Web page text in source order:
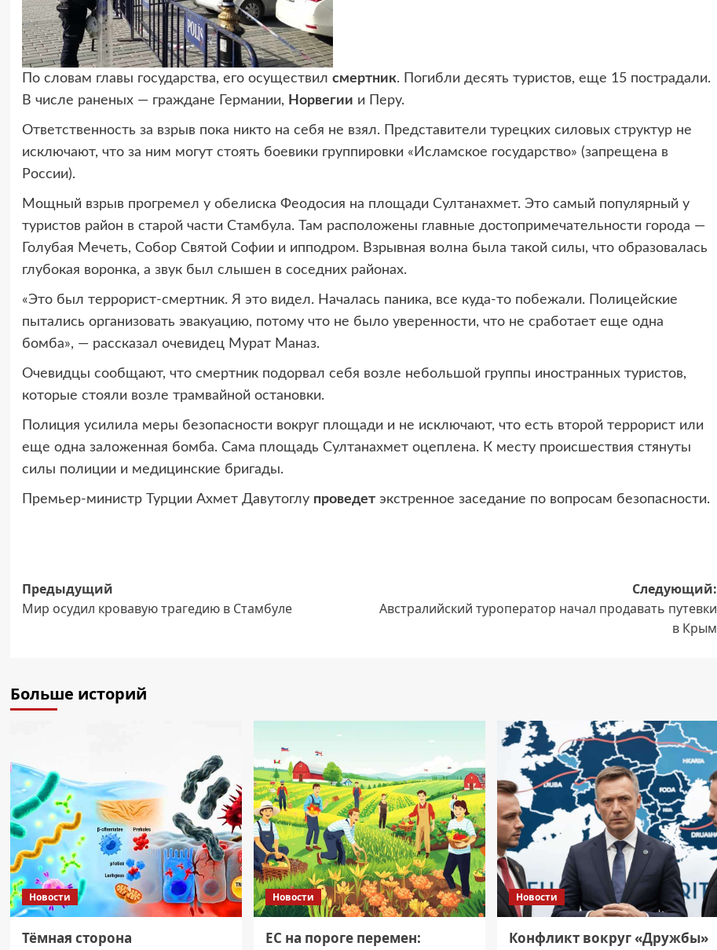
По словам главы государства, его осуществил смертник. Погибли десять туристов, еще 15 пострадали.
В числе раненых — граждане Германии, Норвегии и Перу.
Ответственность за взрыв пока никто на себя не взял. Представители турецких силовых структур не
исключают, что за ним могут стоять боевики группировки «Исламское государство» (запрещена в
России).
Мощный взрыв прогремел у обелиска Феодосия на площади Султанахмет. Это самый популярный у
туристов район в старой части Стамбула. Там расположены главные достопримечательности города —
Голубая Мечеть, Собор Святой Софии и ипподром. Взрывная волна была такой силы, что образовалась
глубокая воронка, а звук был слышен в соседних районах.
«Это был террорист-смертник. Я это видел. Началась паника, все куда-то побежали. Полицейские
пытались организовать эвакуацию, потому что не было уверенности, что не сработает еще одна
бомба», — рассказал очевидец Мурат Маназ.
Очевидцы сообщают, что смертник подорвал себя возле небольшой группы иностранных туристов,
которые стояли возле трамвайной остановки.
Полиция усилила меры безопасности вокруг площади и не исключают, что есть второй террорист или
еще одна заложенная бомба. Сама площадь Султанахмет оцеплена. К месту происшествия стянуты
силы полиции и медицинские бригады.
Премьер-министр Турции Ахмет Давутоглу проведетэкстренное заседание по вопросам безопасности.
Навигация
записи
Предыдущий
Мир осудил кровавую трагедию в Стамбуле
Следующий:
Австралийский туроператор начал продавать путевки
в Крым
Больше историй
Новости
Тёмная сторона
Новости
ЕС на пороге перемен:
Новости
Конфликт вокруг «Дружбы»